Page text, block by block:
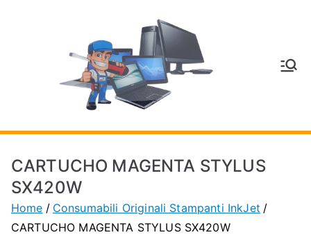
V
C
Inform
Telefo
Vignol
(MO)
CARTUCHO MAGENTA STYLUS
SX420W
Home
Consumabili Originali Stampanti InkJet
CARTUCHO MAGENTA STYLUS SX420W